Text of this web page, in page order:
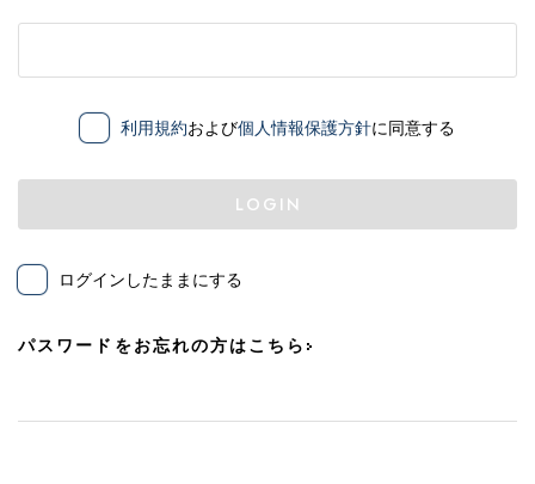
利用規約および個人情報保護方針に同意する
LOGIN
ログインしたままにする
パスワードをお忘れの方はこちら